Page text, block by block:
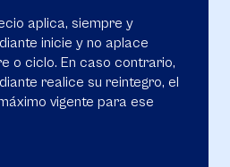
aplica, siempre y
inicie y no aplace
o ciclo. En caso contrario,
realice su reintegro, el
vigente para ese